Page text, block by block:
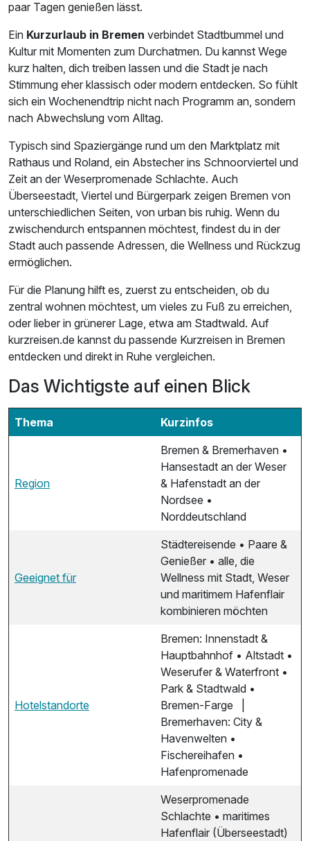
paar Tagen genießen lässt.
Ein Kurzurlaub in Bremen verbindet Stadtbummel und
Kultur mit Momenten zum Durchatmen. Du kannst Wege
kurz halten, dich treiben lassen und die Stadt je nach
Stimmung eher klassisch oder modern entdecken. So fühlt
sich ein Wochenendtrip nicht nach Programm an, sondern
nach Abwechslung vom Alltag.
Typisch sind Spaziergänge rund um den Marktplatz mit
Rathaus und Roland, ein Abstecher ins Schnoorviertel und
Zeit an der Weserpromenade Schlachte. Auch
Überseestadt, Viertel und Bürgerpark zeigen Bremen von
unterschiedlichen Seiten, von urban bis ruhig. Wenn du
zwischendurch entspannen möchtest, findest du in der
Stadt auch passende Adressen, die Wellness und Rückzug
ermöglichen.
Für die Planung hilft es, zuerst zu entscheiden, ob du
zentral wohnen möchtest, um vieles zu Fuß zu erreichen,
oder lieber in grünerer Lage, etwa am Stadtwald. Auf
kurzreisen.de kannst du passende Kurzreisen in Bremen
entdecken und direkt in Ruhe vergleichen.
Das Wichtigste auf einen Blick
Thema Kurzinfos
Region
Bremen & Bremerhaven •
Hansestadt an der Weser
& Hafenstadt an der
Nordsee •
Norddeutschland
Geeignet für
Städtereisende • Paare &
Genießer • alle, die
Wellness mit Stadt, Weser
und maritimem Hafenflair
kombinieren möchten
Hotelstandorte
Bremen: Innenstadt &
Hauptbahnhof • Altstadt •
Weserufer & Waterfront •
Park & Stadtwald •
Bremen-Farge |
Bremerhaven: City &
Havenwelten •
Fischereihafen •
Hafenpromenade
Weserpromenade
Schlachte • maritimes
Hafenflair (Überseestadt)